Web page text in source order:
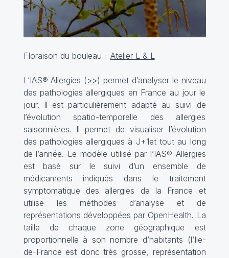
Floraison du bouleau - Atelier L & L
L’IAS® Allergies (>>) permet d’analyser le niveau
des pathologies allergiques en France au jour le
jour. Il est particulièrement adapté au suivi de
l’évolution spatio-temporelle des allergies
saisonnières. Il permet de visualiser l’évolution
des pathologies allergiques à J+1et tout au long
de l’année. Le modèle utilisé par l’IAS® Allergies
est basé sur le suivi d’un ensemble de
médicaments indiqués dans le traitement
symptomatique des allergies de la France et
utilise les méthodes d’analyse et de
représentations développées par OpenHealth. La
taille de chaque zone géographique est
proportionnelle à son nombre d’habitants (l’Ile-
de-France est donc très grosse, représentation